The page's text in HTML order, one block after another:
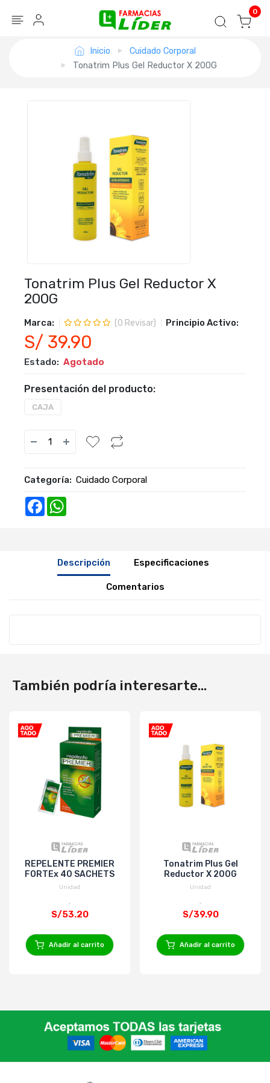
Seguir mi pedido 0
Inicio
Cuidado Corporal
Tonatrim Plus Gel Reductor X 200G
Tonatrim Plus Gel Reductor X
200G
Marca: (0 Revisar) Principio Activo:
S/ 39.90
Estado: Agotado
Presentación del producto:
CAJA
Categoría: Cuidado Corporal
Facebook
Descripción Especificaciones
Comentarios
También podría interesarte...
REPELENTE PREMIER
FORTEx 40 SACHETS
Unidad
S/53.20
Añadir al carrito
Tonatrim Plus Gel
Reductor X 200G
Unidad
S/39.90
Añadir al carrito